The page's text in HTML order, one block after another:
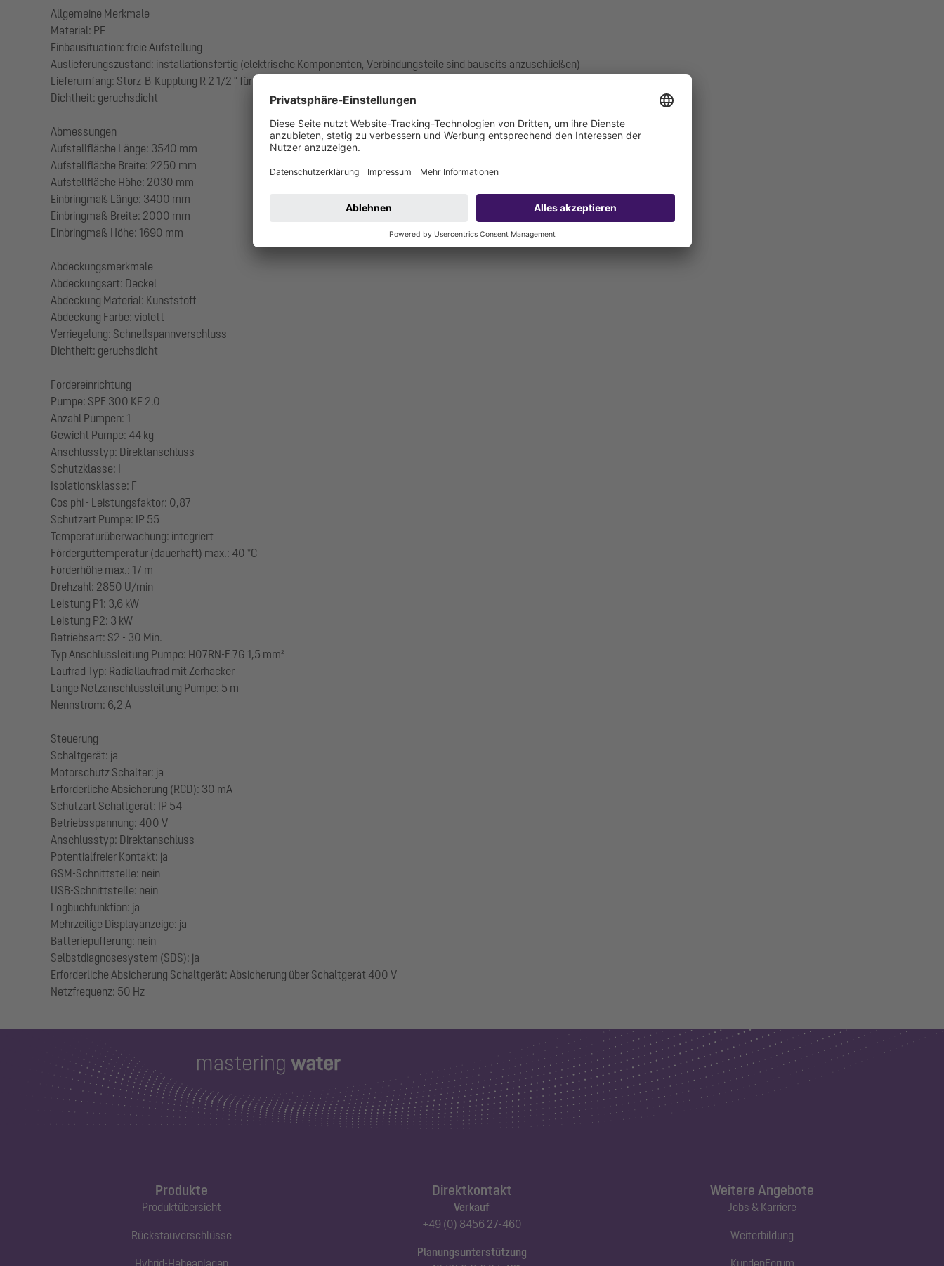
Allgemeine Merkmale
Material: PE
Einbausituation: freie Aufstellung
Auslieferungszustand: installationsfertig (elektrische Komponenten, Verbindungsteile sind bauseits anzuschließen)
Lieferumfang: Storz-B-Kupplung R 2 1/2 " für Saugwagenanschluss
Dichtheit: geruchsdicht
Abmessungen
Aufstellfläche Länge: 3540 mm
Aufstellfläche Breite: 2250 mm
Aufstellfläche Höhe: 2030 mm
Einbringmaß Länge: 3400 mm
Einbringmaß Breite: 2000 mm
Einbringmaß Höhe: 1690 mm
Abdeckungsmerkmale
Abdeckungsart: Deckel
Abdeckung Material: Kunststoff
Abdeckung Farbe: violett
Verriegelung: Schnellspannverschluss
Dichtheit: geruchsdicht
Fördereinrichtung
Pumpe: SPF 300 KE 2.0
Anzahl Pumpen: 1
Gewicht Pumpe: 44 kg
Anschlusstyp: Direktanschluss
Schutzklasse: I
Isolationsklasse: F
Cos phi - Leistungsfaktor: 0,87
Schutzart Pumpe: IP 55
Temperaturüberwachung: integriert
Förderguttemperatur (dauerhaft) max.: 40 °C
Förderhöhe max.: 17 m
Drehzahl: 2850 U/min
Leistung P1: 3,6 kW
Leistung P2: 3 kW
Betriebsart: S2 - 30 Min.
Typ Anschlussleitung Pumpe: H07RN-F 7G 1,5 mm²
Laufrad Typ: Radiallaufrad mit Zerhacker
Länge Netzanschlussleitung Pumpe: 5 m
Nennstrom: 6,2 A
Steuerung
Schaltgerät: ja
Motorschutz Schalter: ja
Erforderliche Absicherung (RCD): 30 mA
Schutzart Schaltgerät: IP 54
Betriebsspannung: 400 V
Anschlusstyp: Direktanschluss
Potentialfreier Kontakt: ja
GSM-Schnittstelle: nein
USB-Schnittstelle: nein
Logbuchfunktion: ja
Mehrzeilige Displayanzeige: ja
Batteriepufferung: nein
Selbstdiagnosesystem (SDS): ja
Erforderliche Absicherung Schaltgerät: Absicherung über Schaltgerät 400 V
Produkte
Produktübersicht
Rückstauverschlüsse
Hybrid-Hebeanlagen
Direktkontakt
Verkauf
+49 (0) 8456 27-460
Planungsunterstützung
Weitere Angebote
Jobs & Karriere
Weiterbildung
KundenForum